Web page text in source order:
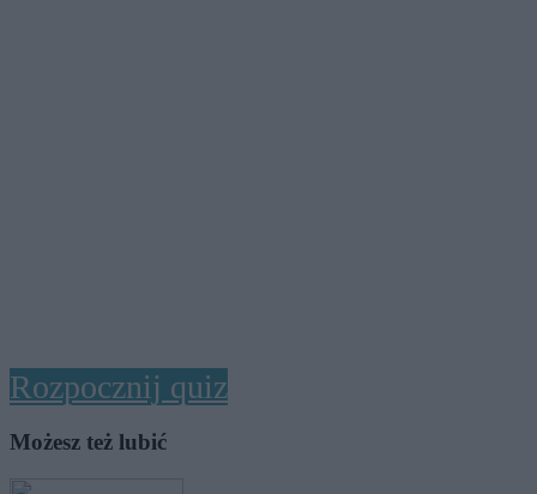
Rozpocznij quiz
Możesz też lubić